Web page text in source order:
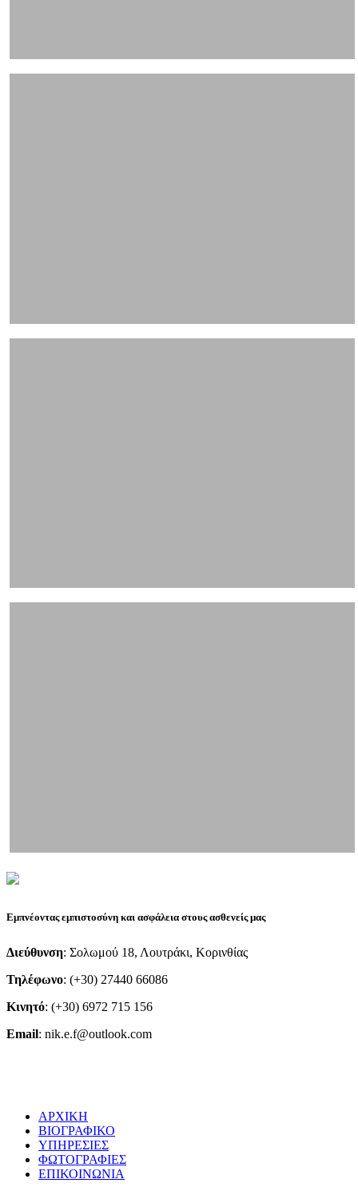
Εμπνέοντας εμπιστοσύνη και ασφάλεια στους ασθενείς μας
Διεύθυνση: Σολωμού 18, Λουτράκι, Κορινθίας
Τηλέφωνο: (+30) 27440 66086
Κινητό: (+30) 6972 715 156
Email: nik.e.f@outlook.com
ΑΡΧΙΚΗ
ΒΙΟΓΡΑΦΙΚΟ
ΥΠΗΡΕΣΙΕΣ
ΦΩΤΟΓΡΑΦΙΕΣ
ΕΠΙΚΟΙΝΩΝΙΑ